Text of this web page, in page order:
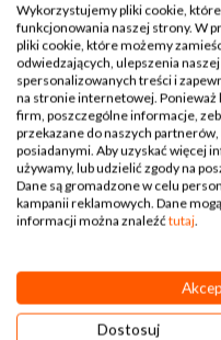
Wykorzystujemy pliki cookie,
funkcjonowania naszej strony. W
pliki cookie, które możemy
odwiedzających, ulepszenia
spersonalizowanych treści i
na stronie internetowej.
firm, poszczególne informacje,
przekazane do naszych
posiadanymi. Aby uzyskać więcej
używamy, lub udzielić zgody na
Dane są gromadzone w celu
kampanii reklamowych. Dane
informacji można znaleźćtutaj.
Dostosuj